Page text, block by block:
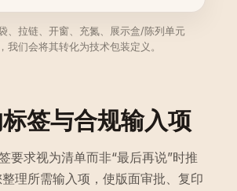
、拉链、开窗、充氮、展示盒/陈列单元
我们会将其转化为技术包装定义。
签与合规输入项
要求视为清单而非“最后再说”时推
理所需输入项，使版面审批、复印